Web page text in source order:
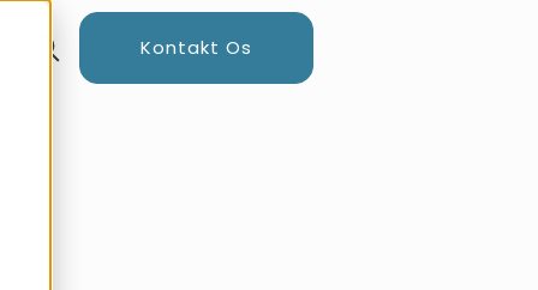
Kontakt Os